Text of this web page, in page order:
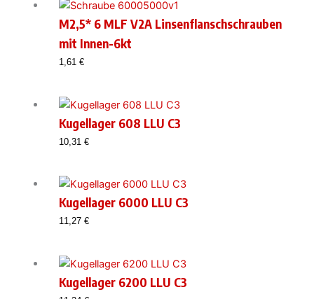
M2,5* 6 MLF V2A Linsenflanschschrauben
mit Innen-6kt
1,61 €
Kugellager 608 LLU C3
10,31 €
Kugellager 6000 LLU C3
11,27 €
Kugellager 6200 LLU C3